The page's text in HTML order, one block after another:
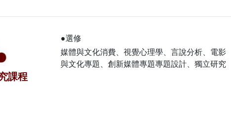
課程
●選修
媒體與文化消費、視覺心理學、言說分析、電影
與文化專題、創新媒體專題專題設計、獨立研究